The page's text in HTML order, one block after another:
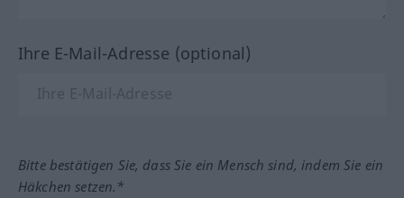
Ihre E-Mail-Adresse (optional)
Bitte bestätigen Sie, dass Sie ein Mensch sind, indem Sie ein
Häkchen setzen.*